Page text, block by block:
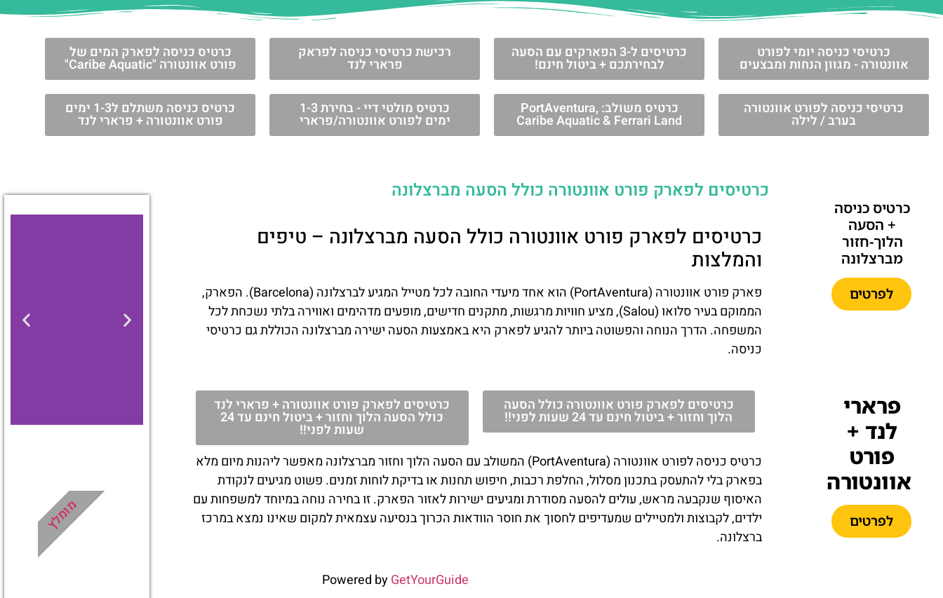
כרטיסי כניסה יומי לפורט
אוונטורה - מגוון הנחות ומבצעים
כרטיסי כניסה לפורט אוונטורה
בערב / לילה
כרטיסים ל-3 הפארקים עם הסעה
לבחירתכם + ביטול חינם!
כרטיס משולב: PortAventura,
Caribe Aquatic & Ferrari Land
רכישת כרטיסי כניסה לפראק
פרארי לנד
כרטיס מולטי דיי - בחירת 1-3
ימים לפורט אוונטורה/פרארי
כרטיס כניסה לפארק המים של
פורט אוונטורה "Caribe Aquatic"
כרטיס כניסה משתלם ל1-3 ימים
פורט אוונטורה + פרארי לנד
כרטיס כניסה
+ הסעה
הלוך-חזור
מברצלונה
לפרטים
פרארי
לנד +
פורט
אוונטורה
לפרטים
כרטיסים לפארק פורט אוונטורה כולל הסעה מברצלונה
כרטיסים לפארק פורט אוונטורה כולל הסעה מברצלונה – טיפים
והמלצות
פארק פורט אוונטורה (PortAventura) הוא אחד מיעדי החובה לכל מטייל המגיע לברצלונה (Barcelona). הפארק,
הממוקם בעיר סלואו (Salou), מציע חוויות מרגשות, מתקנים חדישים, מופעים מדהימים ואווירה בלתי נשכחת לכל
המשפחה. הדרך הנוחה והפשוטה ביותר להגיע לפארק היא באמצעות הסעה ישירה מברצלונה הכוללת גם כרטיסי
כניסה.
כרטיסים לפארק פורט אוונטורה כולל הסעה
הלוך וחזור + ביטול חינם עד 24 שעות לפני!!
כרטיסים לפארק פורט אוונטורה + פרארי לנד
כולל הסעה הלוך וחזור + ביטול חינם עד 24
שעות לפני!!
כרטיס כניסה לפורט אוונטורה (PortAventura) המשולב עם הסעה הלוך וחזור מברצלונה מאפשר ליהנות מיום מלא
בפארק בלי להתעסק בתכנון מסלול, החלפת רכבות, חיפוש תחנות או בדיקת לוחות זמנים. פשוט מגיעים לנקודת
האיסוף שנקבעה מראש, עולים להסעה מסודרת ומגיעים ישירות לאזור הפארק. זו בחירה נוחה במיוחד למשפחות עם
ילדים, לקבוצות ולמטיילים שמעדיפים לחסוך את חוסר הוודאות הכרוך בנסיעה עצמאית למקום שאינו נמצא במרכז
ברצלונה.
Powered byGetYourGuide
מלון
מומלץ?
לחצו
מומלץ